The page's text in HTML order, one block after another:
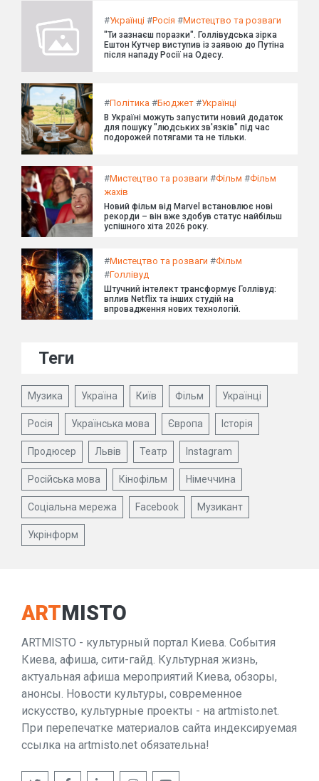
#Українці #Росія #Мистецтво та розваги
"Ти зазнаєш поразки". Голлівудська зірка
Ештон Кутчер виступив із заявою до Путіна
після нападу Росії на Одесу.
#Політика #Бюджет #Українці
В Україні можуть запустити новий додаток
для пошуку "людських зв'язків" під час
подорожей потягами та не тільки.
#Мистецтво та розваги #Фільм #Фільм
жахів
Новий фільм від Marvel встановлює нові
рекорди – він вже здобув статус найбільш
успішного хіта 2026 року.
#Мистецтво та розваги #Фільм
#Голлівуд
Штучний інтелект трансформує Голлівуд:
вплив Netflix та інших студій на
впровадження нових технологій.
Теги
Музика Україна Київ Фільм Українці
Росія Українська мова Європа Історія
Продюсер Львів Театр Instagram
Російська мова Кінофільм Німеччина
Соціальна мережа Facebook Музикант
Укрінформ
ARTMISTO
ARTMISTO - культурный портал Киева. События
Киева, афиша, сити-гайд. Культурная жизнь,
актуальная афиша мероприятий Киева, обзоры,
анонсы. Новости культуры, современное
искусство, культурные проекты - на artmisto.net.
При перепечатке материалов сайта индексируемая
ссылка на artmisto.net обязательна!